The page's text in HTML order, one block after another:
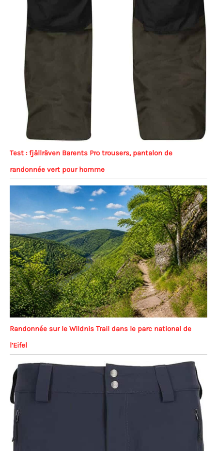
Test : fjällräven Barents Pro trousers, pantalon de
randonnée vert pour homme
Randonnée sur le Wildnis Trail dans le parc national de
l’Eifel